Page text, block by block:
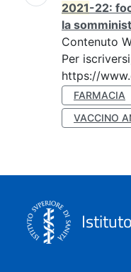
2021-22:
la
Contenuto
Per
https://
FARMACIA
VACCINO